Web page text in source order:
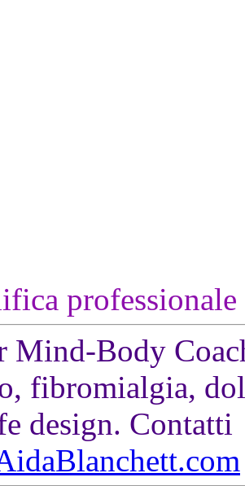
professionale
Mind-Body
fibromialgia,
design. Contatti